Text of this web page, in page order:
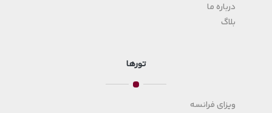
درباره ما
بلاگ
تورها
ویزای فرانسه